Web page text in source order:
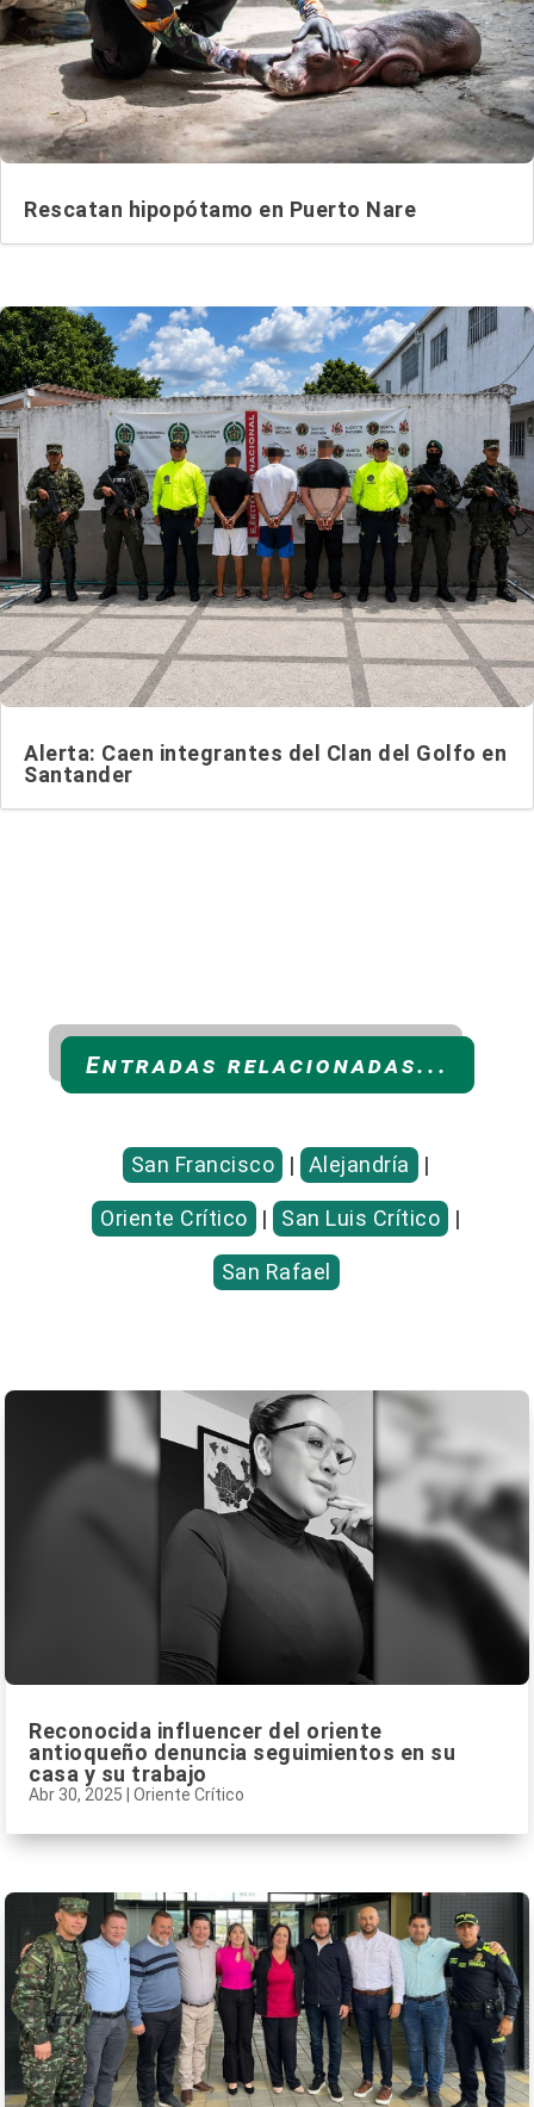
Rescatan hipopótamo en Puerto Nare
Alerta: Caen integrantes del Clan del Golfo en
Santander
Entradas relacionadas...
San Francisco | Alejandría |
Oriente Crítico | San Luis Crítico |
San Rafael
Reconocida influencer del oriente
antioqueño denuncia seguimientos en su
casa y su trabajo
Abr 30, 2025 Oriente Crítico